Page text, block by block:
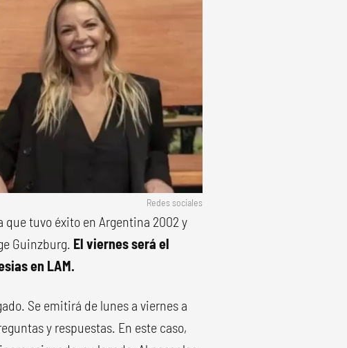
Redes sociales
que tuvo éxito en Argentina 2002 y
Guinzburg. El viernes será el
en LAM.
Se emitirá de lunes a viernes a
y respuestas. En este caso,